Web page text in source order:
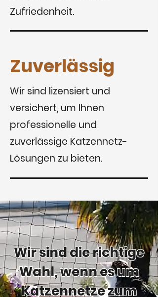
Zufriedenheit.
Zuverlässig
Wir sind lizensiert und
versichert, um Ihnen
professionelle und
zuverlässige Katzennetz-
Lösungen zu bieten.
Wir sind die richtige
Wahl, wenn es um
Katzennetze zum